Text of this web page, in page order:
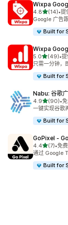
Wixpa
4.8星（满分
(14)
总共 14 条评论
•提
Google 广告
Built for
Wixpa
5.0星（满分
(49)
总共 49 条评
•
只需一分钟
Built for
Nabu: 谷歌
4.9星（满分
(90)
总共 90 条评
•
一键实现谷歌
Built for
GoPixel ‑
4.4星（满分 5
(7)
总共 7 条评论
•免费
通过 Google
Built for